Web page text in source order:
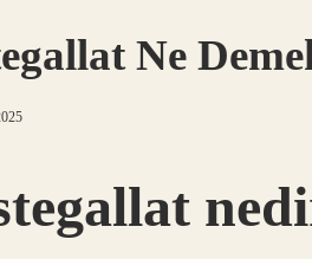
Ne